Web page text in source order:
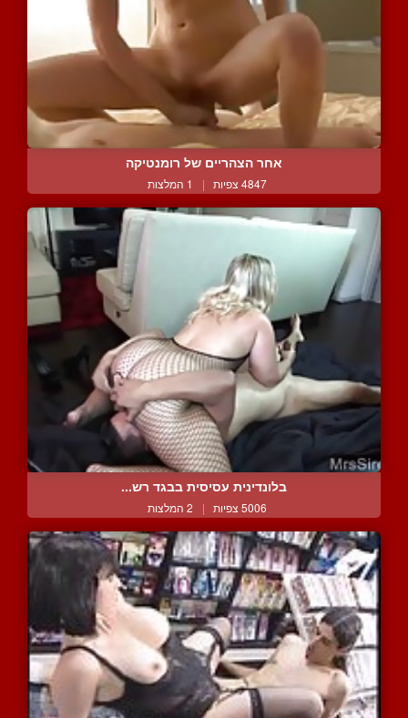
אחר הצהריים של רומנטיקה
4847 צפיות | 1 המלצות
בלונדינית עסיסית בבגד רש...
5006 צפיות | 2 המלצות